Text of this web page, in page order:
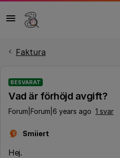
Faktura
BESVARAT
Vad är förhöjd avgift?
Forum|Forum|6 years ago 1 svar
S Smiiert
Hej.